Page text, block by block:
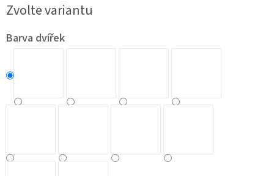
cena:
Zvolte variantu
Barva dvířek